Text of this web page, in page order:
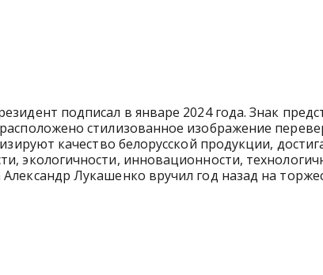
подписал в январе 2024 года. Знак
стилизованное изображение
качество белорусской продукции,
экологичности, инновационности,
Лукашенко вручил год назад на